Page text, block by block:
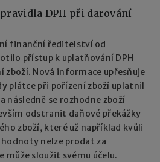
DPH při darování
finanční ředitelství od
přístup k uplatňování DPH
zboží. Nová informace upřesňuje
plátce při pořízení zboží uplatnil
následně se rozhodne zboží
odstranit daňové překážky
zboží, které už například kvůli
nelze prodat za
může sloužit svému účelu.